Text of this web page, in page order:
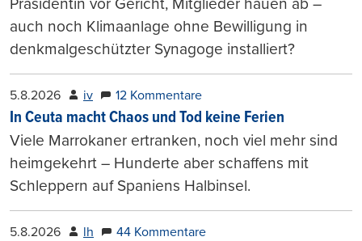
auch noch Klimaanlage ohne Bewilligung in
denkmalgeschützter Synagoge installiert?
5.8.2026 iv 12 Kommentare
In Ceuta macht Chaos und Tod keine Ferien
Viele Marrokaner ertranken, noch viel mehr sind
heimgekehrt – Hunderte aber schaffens mit
Schleppern auf Spaniens Halbinsel.
5.8.2026 lh 44 Kommentare